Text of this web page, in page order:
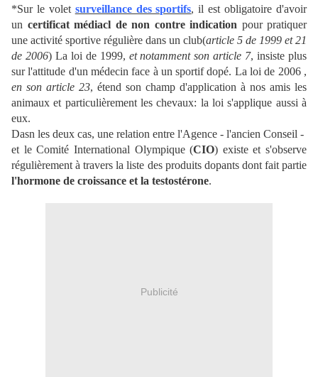
*Sur le volet surveillance des sportifs, il est obligatoire d'avoir
un certificat médiacl de non contre indication pour pratiquer
une activité sportive régulière dans un club(article 5 de 1999 et 21
de 2006) La loi de 1999, et notamment son article 7, insiste plus
sur l'attitude d'un médecin face à un sportif dopé. La loi de 2006 ,
en son article 23, étend son champ d'application à nos amis les
animaux et particulièrement les chevaux: la loi s'applique aussi à
eux.
Dasn les deux cas, une relation entre l'Agence - l'ancien Conseil -
et le Comité International Olympique (CIO) existe et s'observe
régulièrement à travers la liste des produits dopants dont fait partie
l'hormone de croissance et la testostérone.
Publicité